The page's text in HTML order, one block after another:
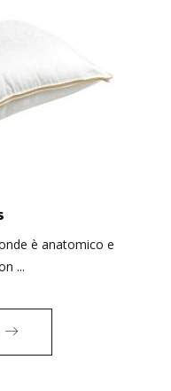
è anatomico e
...